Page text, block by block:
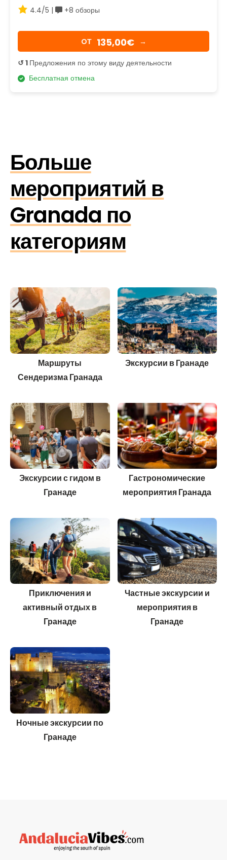
4.4/5 |
+8 обзоры
OТ 135,00€ →
↺ 1 Предложения по этому виду деятельности
Бесплатная отмена
Больше
мероприятий в
Granada по
категориям
Маршруты
Сендеризма Гранада
Экскурсии в Гранаде
Экскурсии с гидом в
Гранаде
Гастрономические
мероприятия Гранада
Приключения и
активный отдых в
Гранаде
Частные экскурсии и
мероприятия в
Гранаде
Ночные экскурсии по
Гранаде